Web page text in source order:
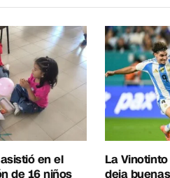
en el
de 16 niños
La
deja